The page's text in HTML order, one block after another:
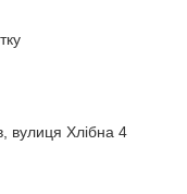
вулиця Хлібна 4